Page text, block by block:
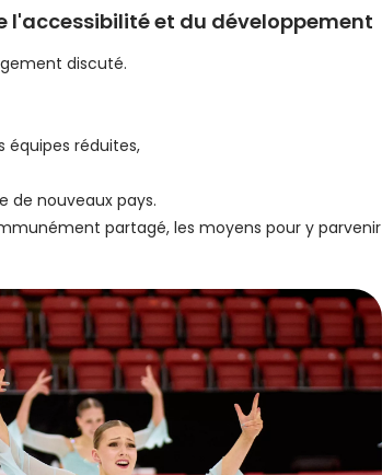
l'accessibilité et du développement
discuté.
équipes réduites,
de nouveaux pays.
partagé, les moyens pour y parvenir